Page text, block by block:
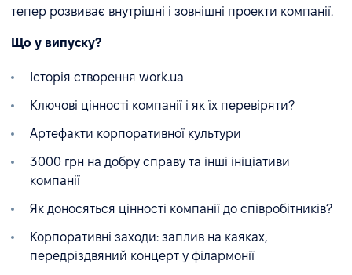
тепер розвиває внутрішні і зовнішні проекти компанії.
Що у випуску?
Історія створення work.ua
Ключові цінності компанії і як їх перевіряти?
Артефакти корпоративної культури
3000 грн на добру справу та інші ініціативи
компанії
Як доносяться цінності компанії до співробітників?
Корпоративні заходи: заплив на каяках,
передріздвяний концерт у філармонії